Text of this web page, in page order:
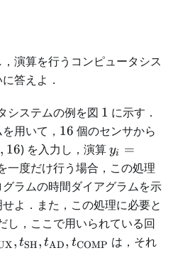
演算を行うコンピュータシス
答えよ．
システムの例を図 1
1 に示す．
用いて， 16
16 個のセンサから
, 16) を入力し，演算y_i =
f(x_i)
yi =
一度だけ行う場合，この処理
ラムの時間ダイアグラムを示
よ．また，この処理に必要と
し，ここで用いられている回
, tSH, tAD, tCOMP は，それ